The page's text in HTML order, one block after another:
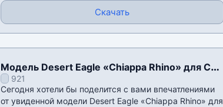
Скачать
Модель Desert Eagle «Chiappa Rhino» для CSS
v34921
Сегодня хотели бы поделится с вами впечатлениями
от увиденной модели Desert Eagle «Chiappa Rhino» для